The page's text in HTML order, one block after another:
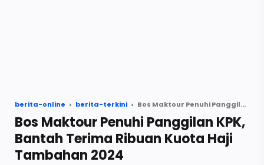
berita-online berita-terkini Bos Maktour Penuhi Panggilan KPK, Bantah Terima Ribuan Kuota Haji Tambahan 2024
Bos Maktour Penuhi Panggilan KPK,
Bantah Terima Ribuan Kuota Haji
Tambahan 2024